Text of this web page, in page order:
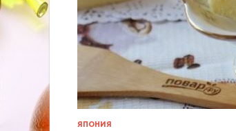
ЯПОНИЯ